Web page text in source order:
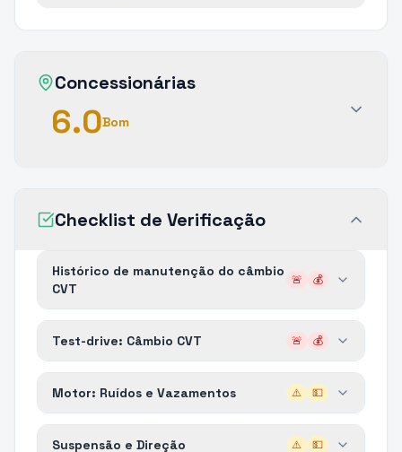
Concessionárias
6.0Bom
Checklist de Verificação
Histórico de manutenção do câmbio
CVT
🚨 💰
Test-drive: Câmbio CVT 🚨 💰
Motor: Ruídos e Vazamentos ⚠️ 💵
Suspensão e Direção ⚠️ 💵